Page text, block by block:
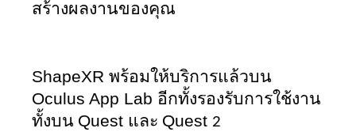
สร้างผลงานของคุณ
ShapeXR
Oculus App Lab อีกทั้งรองรับการใช้งาน
ทั้งบน Quest และ Quest 2